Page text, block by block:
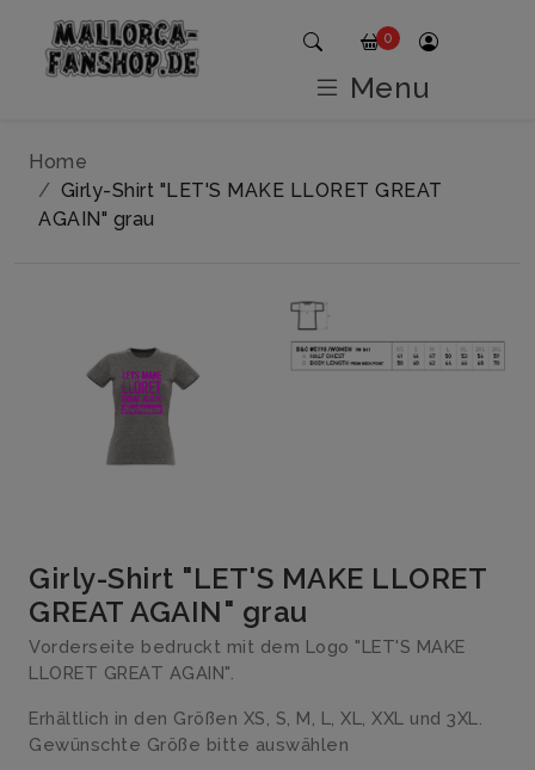
Home
Girly-Shirt "LET'S MAKE LLORET GREAT
AGAIN" grau
Girly-Shirt "LET'S MAKE LLORET
GREAT AGAIN" grau
Vorderseite bedruckt mit dem Logo "LET'S MAKE
LLORET GREAT AGAIN".
Erhältlich in den Größen XS, S, M, L, XL, XXL und 3XL.
Gewünschte Größe bitte auswählen
0
Menu